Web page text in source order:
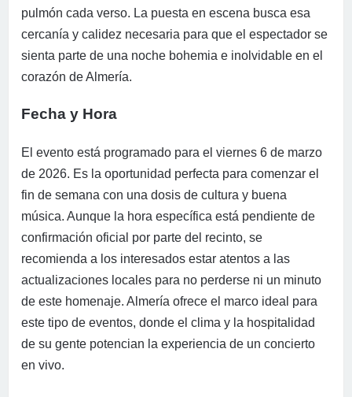
pulmón cada verso. La puesta en escena busca esa
cercanía y calidez necesaria para que el espectador se
sienta parte de una noche bohemia e inolvidable en el
corazón de Almería.
Fecha y Hora
El evento está programado para el viernes 6 de marzo
de 2026. Es la oportunidad perfecta para comenzar el
fin de semana con una dosis de cultura y buena
música. Aunque la hora específica está pendiente de
confirmación oficial por parte del recinto, se
recomienda a los interesados estar atentos a las
actualizaciones locales para no perderse ni un minuto
de este homenaje. Almería ofrece el marco ideal para
este tipo de eventos, donde el clima y la hospitalidad
de su gente potencian la experiencia de un concierto
en vivo.